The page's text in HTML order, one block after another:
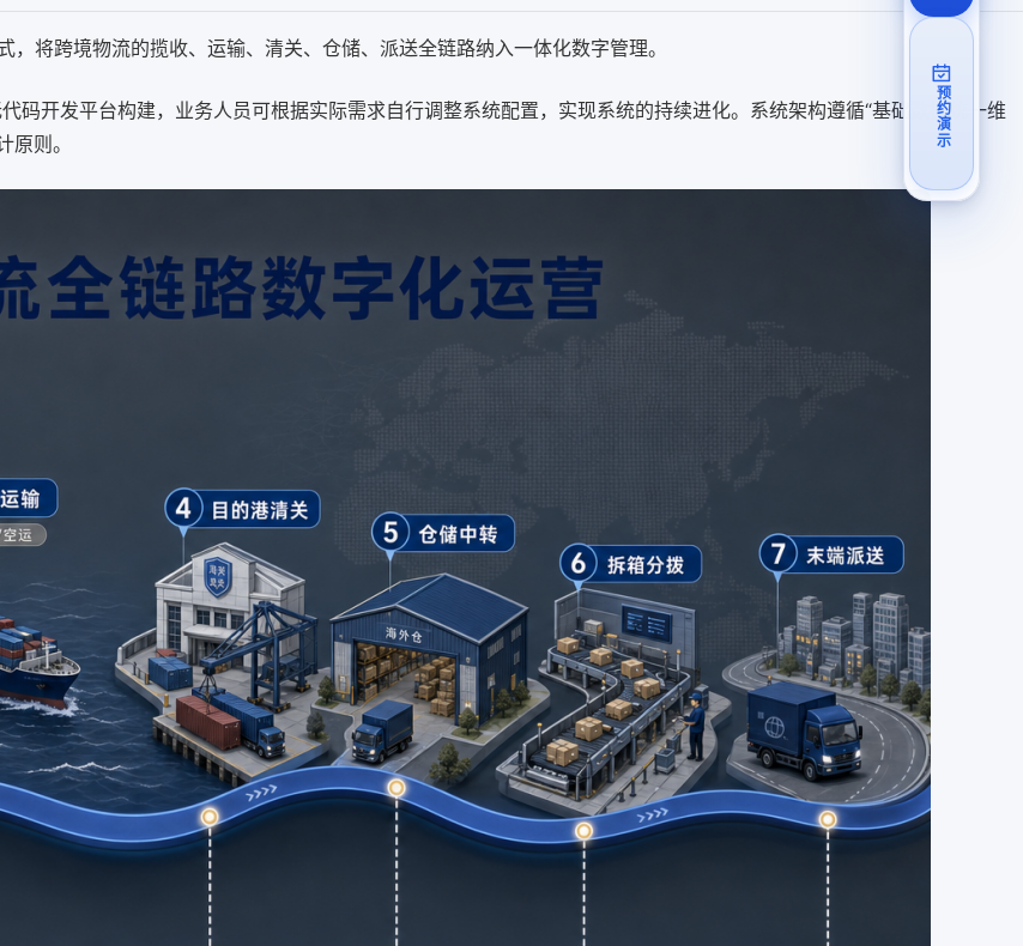
将跨境物流的揽收、运输、清关、仓储、派送全链路纳入一体化数字管理。
码开发平台构建，业务人员可根据实际需求自行调整系统配置，实现系统的持续进化。系统架构遵循“基础数据统一维
则。
预约演示